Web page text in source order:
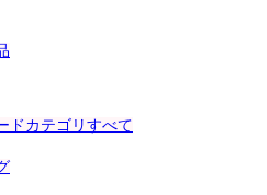
ドカテゴリすべて